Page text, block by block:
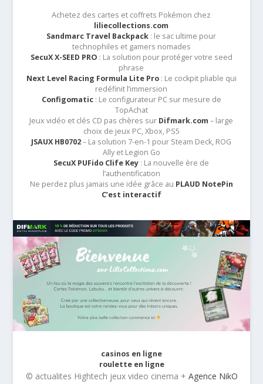
Achetez des cartes et coffrets Pokémon chez
liliecollections.com
Sandmarc Travel Backpack : le sac ultime pour
technophiles et gamers nomades
SecuX X-SEED PRO : La solution pour protéger votre seed
phrase
Next Level Racing Formula Lite Pro: Le cockpit pliable qui
redéfinit l’immersion
Configomatic: Le configurateur PC sur mesure de
TopAchat
Jeux vidéo et clés CD pas chères sur Difmark.com – large
choix de jeux PC, Xbox, PS5
JSAUX HB0702– La solution 7-en-1 pour Steam Deck, ROG
Ally et Legion Go
SecuX PUFido Clife Key : La nouvelle ère de
l’authentification
Ne perdez plus jamais une idée grâce au PLAUD NotePin
C’est interactif
casinos en ligne
roulette en ligne
© actualites Hightech jeux video cinema + Agence NikO